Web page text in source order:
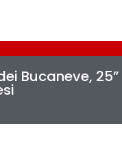
Bucaneve,